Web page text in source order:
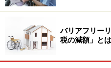
いくら改善を申し入れても
事業所にいくらお願いして
ケアマネージャーも聞き入
バリアフリー
税の減額」とは